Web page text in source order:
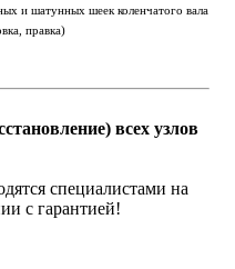
и шатунных шеек коленчатого вала
правка)
всех узлов
специалистами на
с гарантией!